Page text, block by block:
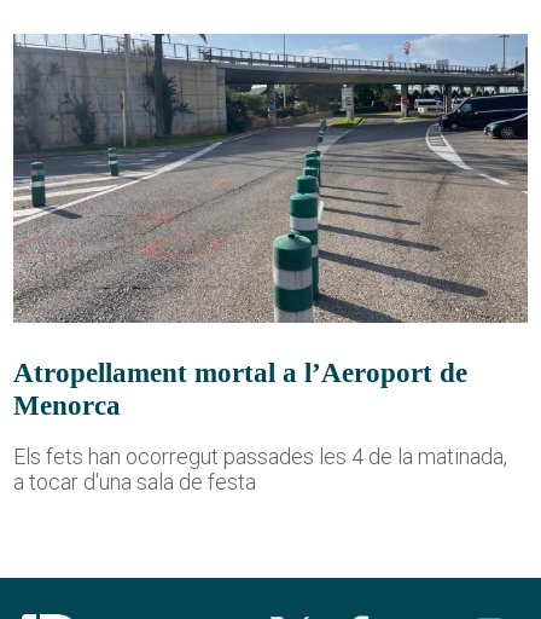
Atropellament mortal a l’Aeroport de
Menorca
Els fets han ocorregut passades les 4 de la matinada,
a tocar d'una sala de festa